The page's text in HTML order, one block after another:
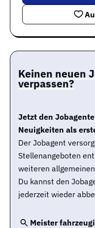
Keinen neuen
verpassen?
Jetzt den
Neuigkeiten als
Der Jobagent
Stellenangeboten
weiteren
Du kannst den
jederzeit wieder
Meister